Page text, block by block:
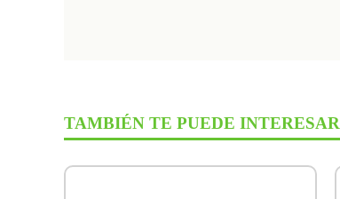
TAMBIÉN TE PUEDE INTERESAR